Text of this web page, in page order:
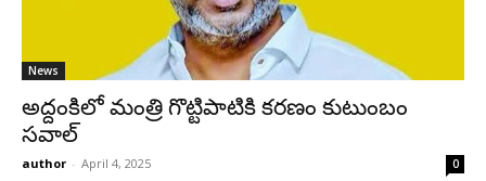
News
అద్దంకిలో మంత్రి గొట్టిపాటికి కరణం కుటుంబం
సవాల్
author - April 4, 2025 0